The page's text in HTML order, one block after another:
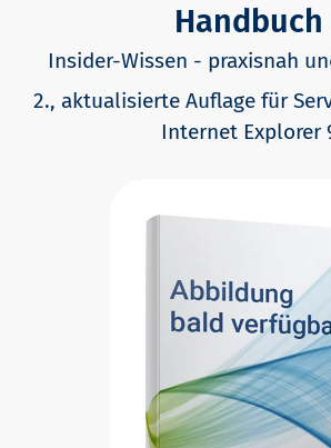
Handbuch
Insider-Wissen - praxisnah
2., aktualisierte Auflage für
Internet Explorer